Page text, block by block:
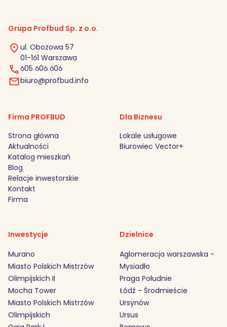
Grupa Profbud Sp. z o.o.
ul. Obozowa 57
01-161 Warszawa
605 606 606
biuro@profbud.info
Firma PROFBUD
Strona główna
Aktualności
Katalog mieszkań
Blog
Relacje inwestorskie
Kontakt
Firma
Dla Biznesu
Lokale usługowe
Biurowiec Vector+
Inwestycje
Murano
Miasto Polskich Mistrzów
Olimpijskich II
Mocha Tower
Miasto Polskich Mistrzów
Olimpijskich
Dzielnice
Aglomeracja warszawska -
Mysiadło
Praga Południe
Łódź - Środmieście
Ursynów
Ursus